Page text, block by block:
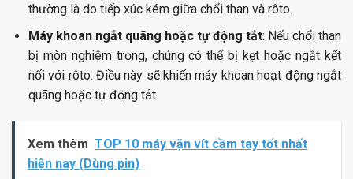
thường là do tiếp xúc kém giữa chổi than và rôto.
Máy khoan ngắt quãng hoặc tự động tắt: Nếu chổi than
bị mòn nghiêm trọng, chúng có thể bị kẹt hoặc ngắt kết
nối với rôto. Điều này sẽ khiến máy khoan hoạt động ngắt
quãng hoặc tự động tắt.
Xem thêm TOP 10 máy vặn vít cầm tay tốt nhất
hiện nay (Dùng pin)